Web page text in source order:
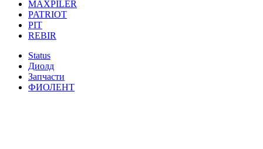
MAXPILER
PATRIOT
PIT
REBIR
Status
Диолд
Запчасти
ФИОЛЕНТ